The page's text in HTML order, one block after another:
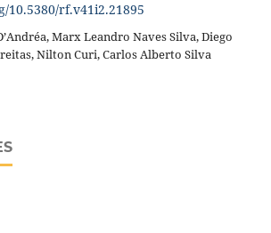
10.5380/rf.v41i2.21895
Marx Leandro Naves Silva, Diego
Nilton Curi, Carlos Alberto Silva